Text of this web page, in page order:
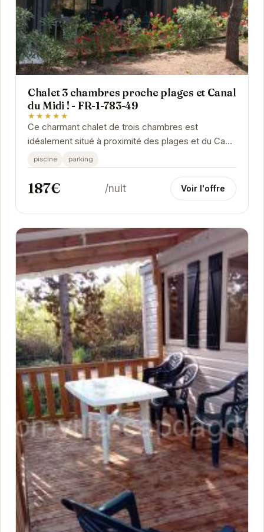
Chalet 3 chambres proche plages et Canal
du Midi ! - FR-1-783-49
★★★★★
Ce charmant chalet de trois chambres est
idéalement situé à proximité des plages et du Canal
du Midi à Agde. Il offre un cadre paisible et...
piscine parking
187€ /nuit Voir l'offre